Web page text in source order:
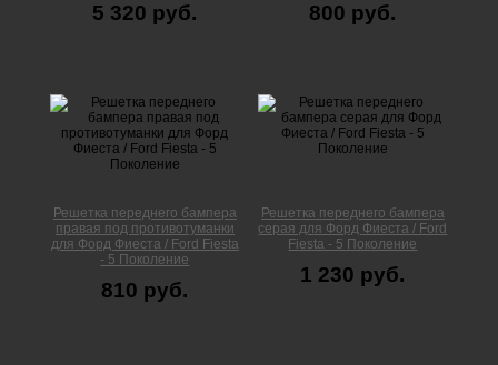
5 320 руб. 800 руб.
Решетка переднего бампера
правая под противотуманки
для Форд Фиеста / Ford Fiesta
- 5 Поколение
810 руб.
Решетка переднего бампера
серая для Форд Фиеста / Ford
Fiesta - 5 Поколение
1 230 руб.